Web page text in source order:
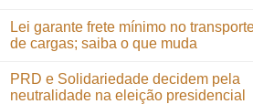
Lei garante frete mínimo no
de cargas; saiba o que muda
PRD e Solidariedade decidem pela
neutralidade na eleição presidencial